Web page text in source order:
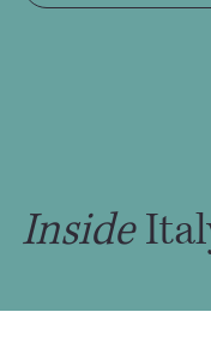
Inside